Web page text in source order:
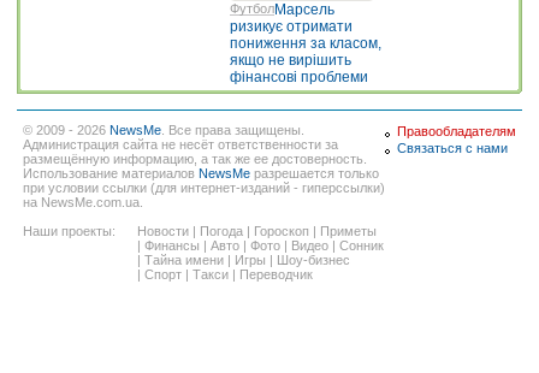
ФутболМарсель
ризикує отримати
пониження за класом,
якщо не вирішить
фінансові проблеми
© 2009 - 2026 NewsMe . Все права защищены.
Администрация сайта не несёт ответственности за
размещённую информацию, а так же ее достоверность.
Использование материалов NewsMe разрешается только
при условии ссылки (для интернет-изданий - гиперссылки)
на NewsMe.com.ua.
Наши проекты:
Новости | Погода | Гороскоп | Приметы
| Финансы | Авто | Фото | Видео | Сонник
| Тайна имени | Игры | Шоу-бизнес
| Спорт | Такси | Переводчик
Правообладателям
Связаться с нами